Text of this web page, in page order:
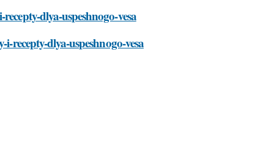
dlya-uspeshnogo-vesa
recepty-dlya-uspeshnogo-vesa